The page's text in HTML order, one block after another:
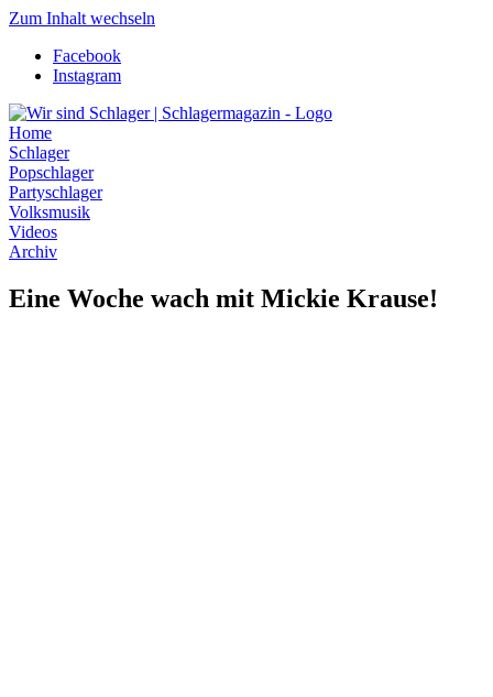
Zum Inhalt wechseln
Facebook
Instagram
Home
Schlager
Popschlager
Partyschlager
Volksmusik
Videos
Archiv
Eine Woche wach mit Mickie Krause!